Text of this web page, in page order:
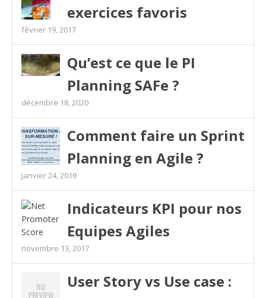
exercices favoris
février 19, 2017
Qu’est ce que le PI
Planning SAFe ?
décembre 18, 2020
Comment faire un Sprint
Planning en Agile ?
janvier 24, 2019
Indicateurs KPI pour nos
Equipes Agiles
novembre 13, 2017
User Story vs Use case :